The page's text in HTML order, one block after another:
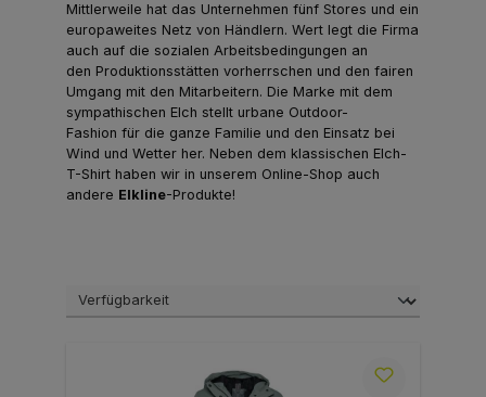
Mittlerweile hat das Unternehmen fünf Stores und ein
europaweites Netz von Händlern. Wert legt die Firma
auch auf die sozialen Arbeitsbedingungen an
den Produktionsstätten vorherrschen und den fairen
Umgang mit den Mitarbeitern. Die Marke mit dem
sympathischen Elch stellt urbane Outdoor-
Fashion für die ganze Familie und den Einsatz bei
Wind und Wetter her. Neben dem klassischen Elch-
T-Shirt haben wir in unserem Online-Shop auch
andere Elkline-Produkte!